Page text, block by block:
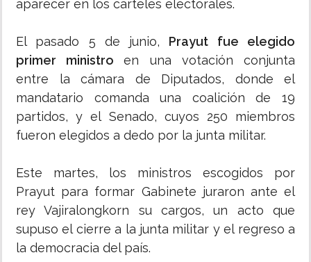
aparecer en los carteles electorales.
El pasado 5 de junio, Prayut fue elegido
primer ministroen una votación conjunta
entre la cámara de Diputados, donde el
mandatario comanda una coalición de 19
partidos, y el Senado, cuyos 250 miembros
fueron elegidos a dedo por la junta militar.
Este martes, los ministros escogidos por
Prayut para formar Gabinete juraron ante el
rey Vajiralongkorn su cargos, un acto que
supuso el cierre a la junta militar y el regreso a
la democracia del país.